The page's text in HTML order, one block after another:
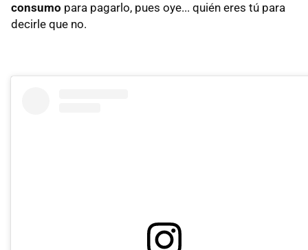
consumo para pagarlo, pues oye... quién eres tú para
decirle que no.